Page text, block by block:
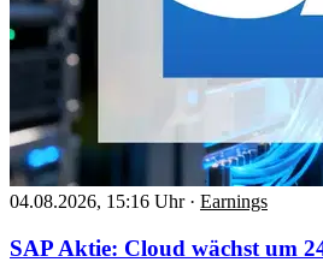
04.08.2026, 15:16 Uhr · Earnings
SAP Aktie: Cloud wächst um